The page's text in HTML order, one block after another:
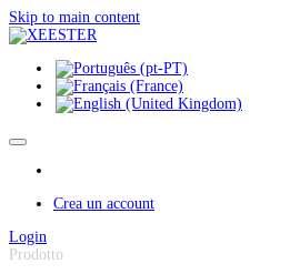
Skip to main content
Crea un account
Login
Prodotto
Pannello di gestione dei cookies